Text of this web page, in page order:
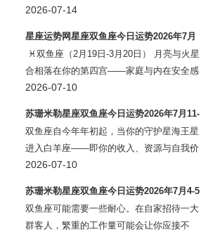
默与轻松，这种状态会吸引周围的人向你靠
表白还是道歉——今
2026-07-14
星座运势网星座双鱼座今日运势2026年7月
11-12日
♓双鱼座（2月19日-3月20日） 月亮与火星
合相落在你的第四宫——家庭与内在安全感
的领域。一个家庭事务或内心深处的情绪可
也适合去寺庙或道观
2026-07-10
苏珊米勒星座双鱼座今日运势2026年7月11-
12日
双鱼座自今年年初起，当你的守护星海王星
进入白羊座——即你的收入、资源与自我价
值宫——以来，关于你如何看待自身价值以
变。这一始于一月的星象变动，开启了一个
漫长的篇章
2026-07-10
苏珊米勒星座双鱼座今日运势2026年7月4-5
日
双鱼座可能需要一些耐心。在自家招待一大
群客人，繁重的工作量可能会让你应接不